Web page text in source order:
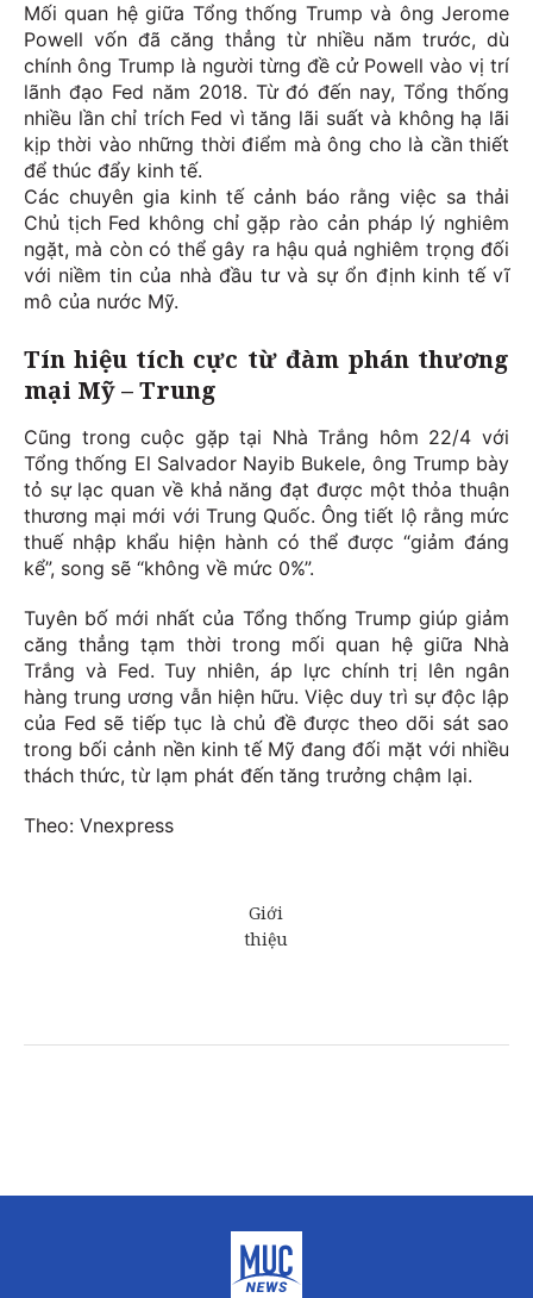
Mối quan hệ giữa Tổng thống Trump và ông Jerome
Powell vốn đã căng thẳng từ nhiều năm trước, dù
chính ông Trump là người từng đề cử Powell vào vị trí
lãnh đạo Fed năm 2018. Từ đó đến nay, Tổng thống
nhiều lần chỉ trích Fed vì tăng lãi suất và không hạ lãi
kịp thời vào những thời điểm mà ông cho là cần thiết
để thúc đẩy kinh tế.
Các chuyên gia kinh tế cảnh báo rằng việc sa thải
Chủ tịch Fed không chỉ gặp rào cản pháp lý nghiêm
ngặt, mà còn có thể gây ra hậu quả nghiêm trọng đối
với niềm tin của nhà đầu tư và sự ổn định kinh tế vĩ
mô của nước Mỹ.
Tín hiệu tích cực từ đàm phán thương
mại Mỹ – Trung
Cũng trong cuộc gặp tại Nhà Trắng hôm 22/4 với
Tổng thống El Salvador Nayib Bukele, ông Trump bày
tỏ sự lạc quan về khả năng đạt được một thỏa thuận
thương mại mới với Trung Quốc. Ông tiết lộ rằng mức
thuế nhập khẩu hiện hành có thể được “giảm đáng
kể”, song sẽ “không về mức 0%”.
Tuyên bố mới nhất của Tổng thống Trump giúp giảm
căng thẳng tạm thời trong mối quan hệ giữa Nhà
Trắng và Fed. Tuy nhiên, áp lực chính trị lên ngân
hàng trung ương vẫn hiện hữu. Việc duy trì sự độc lập
của Fed sẽ tiếp tục là chủ đề được theo dõi sát sao
trong bối cảnh nền kinh tế Mỹ đang đối mặt với nhiều
thách thức, từ lạm phát đến tăng trưởng chậm lại.
Theo: Vnexpress